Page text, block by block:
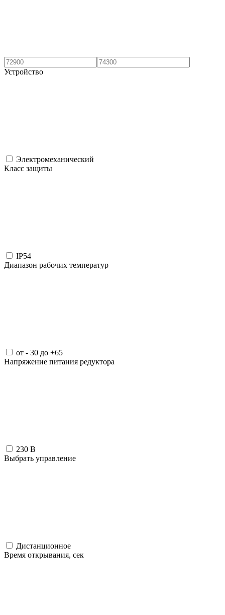
Устройство
Электромеханический
Класс защиты
IP54
Диапазон рабочих температур
от - 30 до +65
Напряжение питания редуктора
230 В
Выбрать управление
Дистанционное
Время открывания, сек